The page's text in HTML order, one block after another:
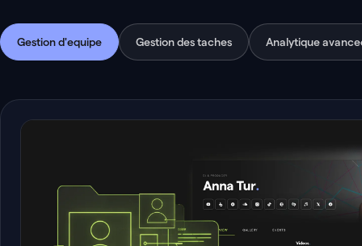
Gestion d'equipe Gestion des taches Analytique
IN PROGRESS
68% 42%
+5%
ENGAGEMENT · 12 WEEKS